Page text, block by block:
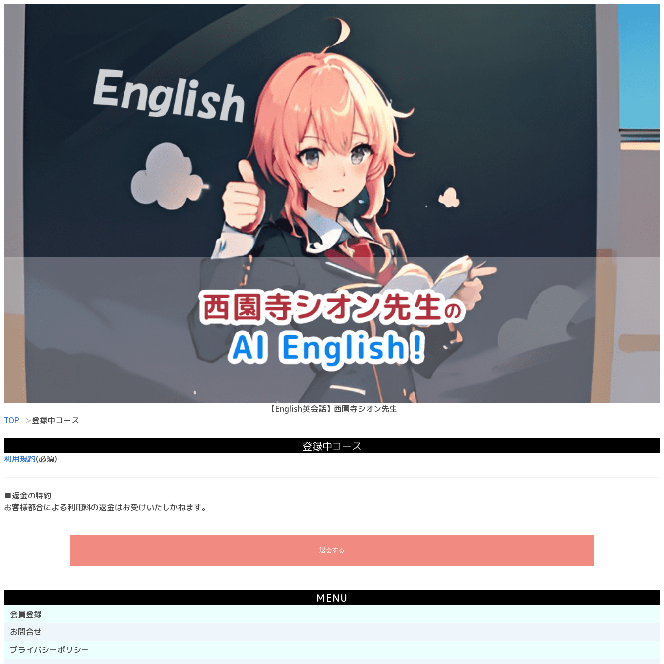
【English英会話】西園寺シオン先生
TOP
登録中コース
登録中コース
利用規約(必須)
■返金の特約
お客様都合による利用料の返金はお受けいたしかねます。
退会する
MENU
会員登録
お問合せ
プライバシーポリシー